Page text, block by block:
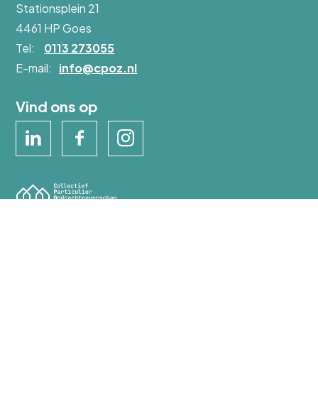
Stationsplein 21
4461 HP Goes
Tel:
0113 273055
E-mail:
info@cpoz.nl
Vind ons op